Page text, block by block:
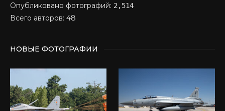
Опубликовано фотографий: 2,514
Всего авторов: 48
НОВЫЕ ФОТОГРАФИИ